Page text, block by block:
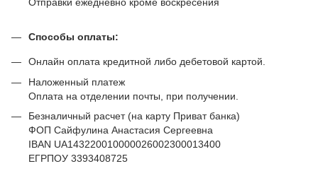
Отправки ежедневно кроме воскресения
Способы оплаты:
Онлайн оплата кредитной либо дебетовой картой.
Наложенный платеж
Оплата на отделении почты, при получении.
Безналичный расчет (на карту Приват банка)
ФОП Сайфулина Анастасия Сергеевна
IBAN UA143220010000026002300013400
ЕГРПОУ 3393408725